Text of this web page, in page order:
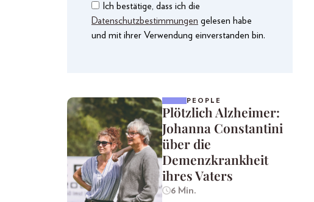
Ich bestätige, dass ich die
Datenschutzbestimmungen gelesen habe
und mit ihrer Verwendung einverstanden bin.
PEOPLE
Plötzlich Alzheimer:
Johanna Constantini
über die
Demenzkrankheit
ihres Vaters
6 Min.